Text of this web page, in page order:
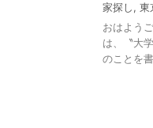
家探し, 東
おはよう
は、〝大
のことを